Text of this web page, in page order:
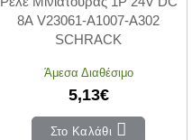
8A V23061-A1007-A302
SCHRACK
Άμεσα Διαθέσιμο
5,13€
Στο Καλάθι